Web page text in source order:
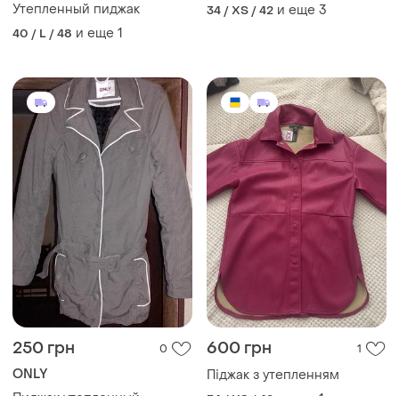
Утепленный пиджак
40 / L / 48 и еще 1
34 / XS / 42 и еще 3
250 грн 0
ONLY
600 грн 1
Піджак з утепленням